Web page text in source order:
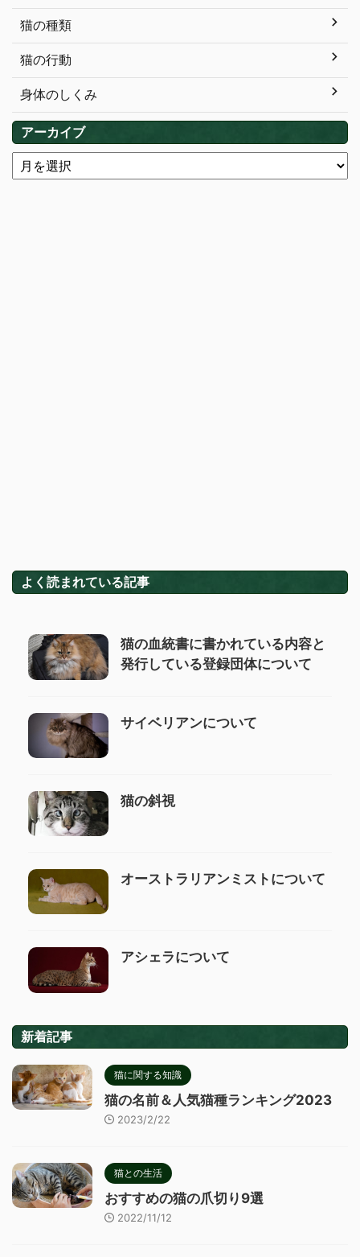
猫の種類
猫の行動
身体のしくみ
アーカイブ
よく読まれている記事
猫の血統書に書かれている内容と
発行している登録団体について
サイベリアンについて
猫の斜視
オーストラリアンミストについて
アシェラについて
新着記事
猫に関する知識
猫の名前＆人気猫種ランキング2023
2023/2/22
猫との生活
おすすめの猫の爪切り9選
2022/11/12